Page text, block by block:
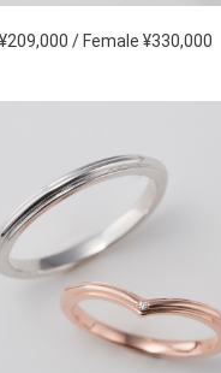
/ Female ¥330,000